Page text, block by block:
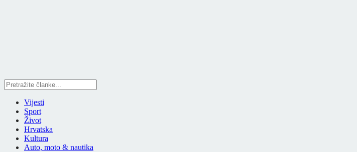
Vijesti
Sport
Život
Hrvatska
Kultura
Auto, moto & nautika